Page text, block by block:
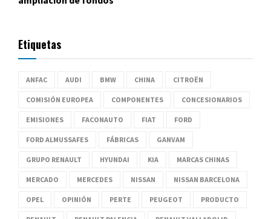
Etiquetas
ANFAC AUDI BMW CHINA CITROËN
COMISIÓN EUROPEA COMPONENTES CONCESIONARIOS
EMISIONES FACONAUTO FIAT FORD
FORD ALMUSSAFES FÁBRICAS GANVAM
GRUPO RENAULT HYUNDAI KIA MARCAS CHINAS
MERCADO MERCEDES NISSAN NISSAN BARCELONA
OPEL OPINIÓN PERTE PEUGEOT PRODUCTO